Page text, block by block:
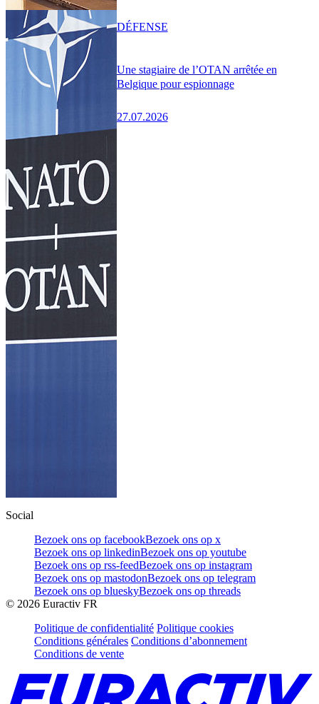
Une stagiaire de l’OTAN arrêtée en
Belgique pour espionnage
27.07.2026
DÉFENSE
Social
Bezoek ons op facebookBezoek ons op x
Bezoek ons op linkedinBezoek ons op youtube
Bezoek ons op rss-feedBezoek ons op instagram
Bezoek ons op mastodonBezoek ons op telegram
Bezoek ons op blueskyBezoek ons op threads
© 2026 Euractiv FR
Politique de confidentialité Politique cookies
Conditions générales Conditions d’abonnement
Conditions de vente